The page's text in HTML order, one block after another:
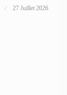
27 Juillet 2026